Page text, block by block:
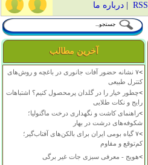
RSS
|درباره ما
آخرین مطالب
>
۷ نشانه حضور آفات جانوری در باغچه و روش‌های
کنترل طبیعی
>چطور خیار را در گلدان پرمحصول کنیم؟ اشتباهات
رایج و نکات طلایی
>راهنمای کاشت و نگهداری درخت ماگنولیا؛
شکوفه‌های درشت در بهار
>
۷ گیاه بومی ایران برای بالکن‌های آفتاب‌گیر؛
کم‌توقع و مقاوم
>هویج - معرفی سبزی جات غیر برگی